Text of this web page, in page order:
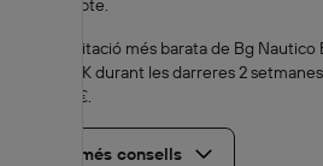
dissabte.
L'habitació més barata de Bg
KAYAK durant les darreres 2
470 €.
Mostra més consells